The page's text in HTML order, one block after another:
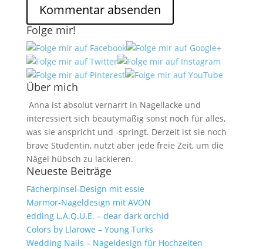
Folge mir!
Über mich
Anna ist absolut vernarrt in Nagellacke und
interessiert sich beautymäßig sonst noch für alles,
was sie anspricht und -springt. Derzeit ist sie noch
brave Studentin, nutzt aber jede freie Zeit, um die
Nägel hübsch zu lackieren.
Neueste Beiträge
Fächerpinsel-Design mit essie
Marmor-Nageldesign mit AVON
edding L.A.Q.U.E. – dear dark orchid
Colors by Llarowe – Young Turks
Wedding Nails – Nageldesign für Hochzeiten